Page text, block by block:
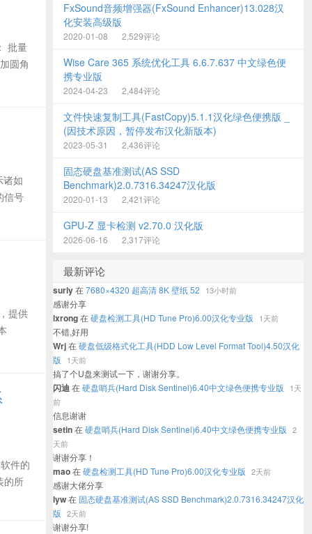
批量
圆角
诸如
信号
提供
件的
的所
FxSound音频增强器(FxSound Enhancer)13.028汉
化安装高级版
2020-01-08 2,529评论
Wise Care 365 系统优化工具 6.6.7.637 中文绿色便
携专业版
2024-04-23 2,484评论
文件快速复制工具(FastCopy)5.1.1汉化绿色便携版 _
(因技术原因，暂停发布汉化新版本)
2023-05-31 2,436评论
固态硬盘基准测试(AS SSD
Benchmark)2.0.7316.34247汉化版
2020-01-13 2,421评论
GPU-Z 显卡检测 v2.70.0 汉化版
2026-06-16 2,317评论
最新评论
surly在7680×4320 超高清 8K 壁纸 52 13小时前
感谢分享
lxrong在硬盘检测工具(HD Tune Pro)6.00汉化专业版 1天前
不错,好用
Wrj在硬盘低级格式化工具(HDD Low Level Format Tool)4.50汉化
版
1天前
搞了个U盘来测试一下，谢谢分享。
闪迪在硬盘哨兵(Hard Disk Sentinel)6.40中文绿色便携专业版
1天
前
信息谢谢
setin在硬盘哨兵(Hard Disk Sentinel)6.40中文绿色便携专业版 2
天前
谢谢分享！
mao在硬盘检测工具(HD Tune Pro)6.00汉化专业版 2天前
感谢大佬分享
lyw在 固态硬盘基准测试(AS SSD Benchmark)2.0.7316.34247汉化
版 2天前
谢谢分享!